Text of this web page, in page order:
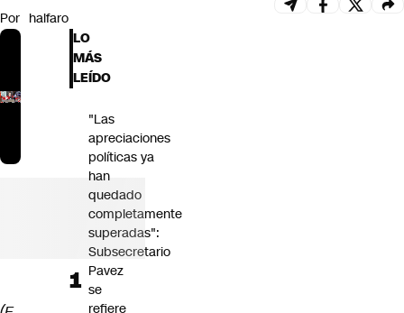
Por halfaro
LO
MÁS
LEÍDO
"Las
apreciaciones
políticas ya
han
quedado
completamente
superadas":
Subsecretario
Pavez
se
refiere